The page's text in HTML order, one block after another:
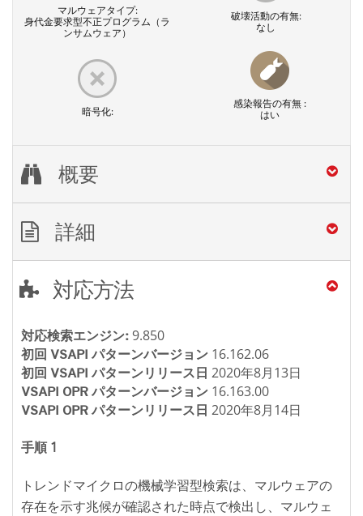
マルウェアタイプ:
身代金要求型不正プログラム（ラ
ンサムウェア）
破壊活動の有無:
なし
暗号化:
感染報告の有無 :
はい
概要
詳細
対応方法
対応検索エンジン: 9.850
初回 VSAPI パターンバージョン 16.162.06
初回 VSAPI パターンリリース日 2020年8月13日
VSAPI OPR パターンバージョン 16.163.00
VSAPI OPR パターンリリース日 2020年8月14日
手順 1
トレンドマイクロの機械学習型検索は、マルウェアの
存在を示す兆候が確認された時点で検出し、マルウェ